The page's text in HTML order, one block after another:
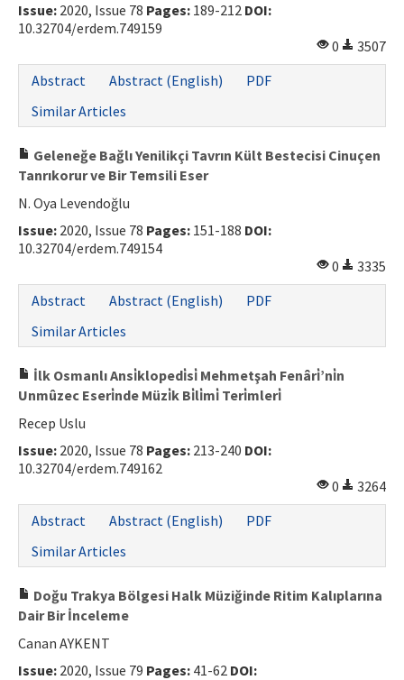
Issue: 2020, Issue 78 Pages: 189-212 DOI:
10.32704/erdem.749159
0
3507
Abstract
Abstract (English)
PDF
Similar Articles
Geleneğe Bağlı Yenilikçi Tavrın Kült Bestecisi Cinuçen
Tanrıkorur ve Bir Temsili Eser
N. Oya Levendoğlu
Issue: 2020, Issue 78 Pages: 151-188 DOI:
10.32704/erdem.749154
0
3335
Abstract
Abstract (English)
PDF
Similar Articles
İlk Osmanlı Ansi̇klopedi̇si̇ Mehmetşah Fenâri̇’ni̇n
Unmûzec Eseri̇nde Müzi̇k Bi̇li̇mi̇ Teri̇mleri̇
Recep Uslu
Issue: 2020, Issue 78 Pages: 213-240 DOI:
10.32704/erdem.749162
0
3264
Abstract
Abstract (English)
PDF
Similar Articles
Doğu Trakya Bölgesi Halk Müziğinde Ritim Kalıplarına
Dair Bir İnceleme
Canan AYKENT
Issue: 2020, Issue 79 Pages: 41-62 DOI: